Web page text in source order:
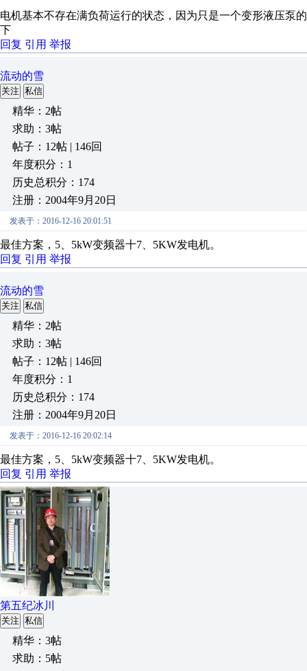
电机基本不存在满负荷运行的状态，因为只是一个变形液压泵
下
回复 引用 举报
流动的雪
关注 私信
精华：2帖
求助：3帖
帖子：12帖 | 146回
年度积分：1
历史总积分：174
注册：2004年9月20日
发表于：2016-12-16 20:01:51
最佳方案，5、5kW变频器十7、5KW发电机。
回复 引用 举报
流动的雪
关注 私信
精华：2帖
求助：3帖
帖子：12帖 | 146回
年度积分：1
历史总积分：174
注册：2004年9月20日
发表于：2016-12-16 20:02:14
最佳方案，5、5kW变频器十7、5KW发电机。
回复 引用 举报
第五纪冰川
关注 私信
精华：3帖
求助：5帖